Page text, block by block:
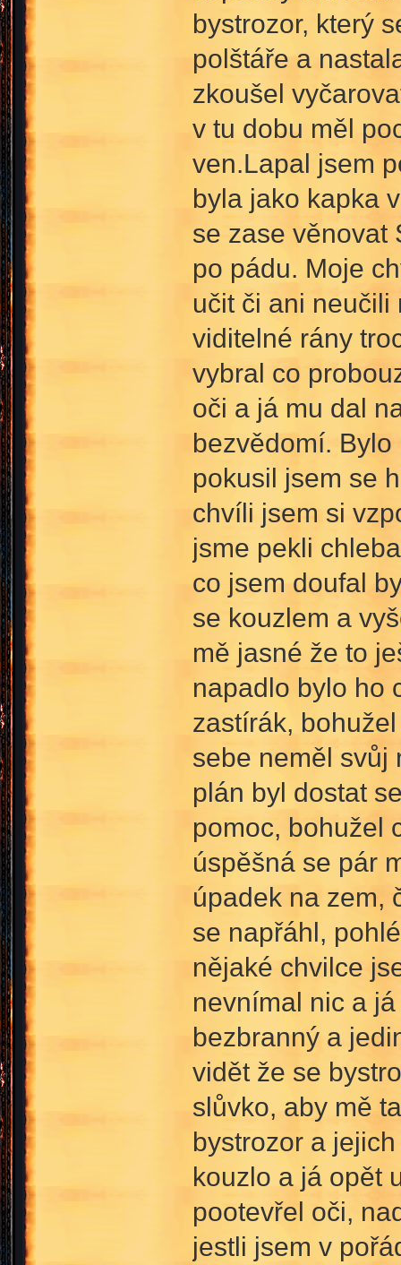
bystrozor, který
polštáře a
zkoušel
v tu dobu měl
ven.Lapal jsem
byla jako kapka
se zase věnovat
po pádu. Moje
učit či ani
viditelné rány
vybral co
oči a já mu dal
bezvědomí.
pokusil jsem se
chvíli jsem si
jsme pekli
co jsem doufal
se kouzlem a
mě jasné že to
napadlo bylo ho
zastírák,
sebe neměl svůj
plán byl dostat
pomoc, bohužel
úspěšná se pár
úpadek na zem,
se napřáhl,
nějaké chvilce
nevnímal nic a
bezbranný a
vidět že se
slůvko, aby mě
bystrozor a
kouzlo a já opět
pootevřel oči,
jestli jsem v